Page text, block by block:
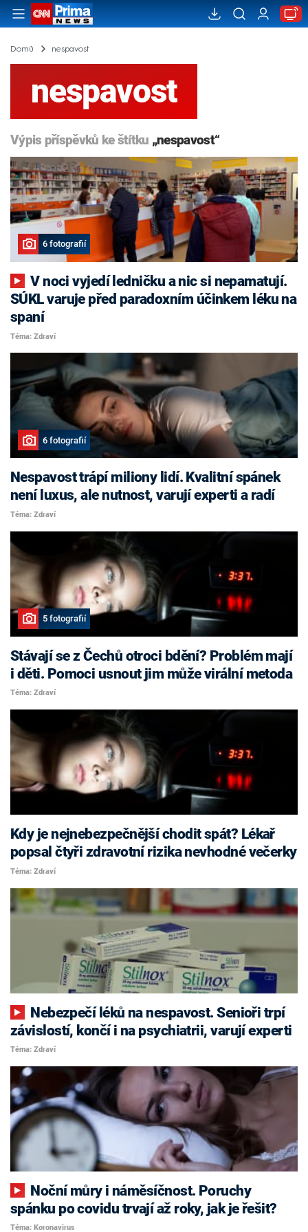
Domů nespavost
nespavost
Výpis příspěvků ke štítku „nespavost“
6 fotografií
V noci vyjedí ledničku a nic si nepamatují.
SÚKL varuje před paradoxním účinkem léku na
spaní
Téma: Zdraví
6 fotografií
Nespavost trápí miliony lidí. Kvalitní spánek
není luxus, ale nutnost, varují experti a radí
Téma: Zdraví
5 fotografií
Stávají se z Čechů otroci bdění? Problém mají
i děti. Pomoci usnout jim může virální metoda
Téma: Zdraví
Kdy je nejnebezpečnější chodit spát? Lékař
popsal čtyři zdravotní rizika nevhodné večerky
Téma: Zdraví
závislostí, končí i na psychiatrii, varují experti
Téma: Zdraví
spánku po covidu trvají až roky, jak je řešit?
Téma: Koronavirus